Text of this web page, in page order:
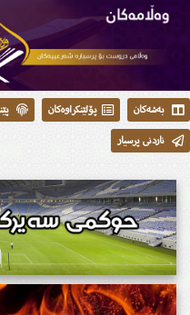
بەشەکان پۆلێنکراوەکان پێناسە
ناردنی پرسیار